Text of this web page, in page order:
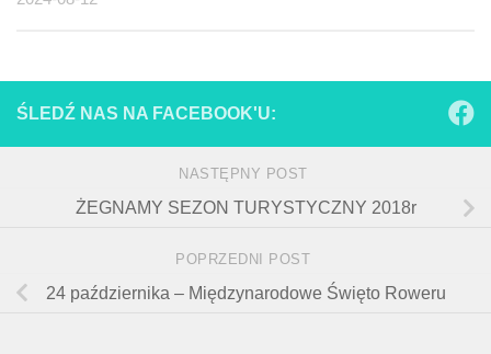
ŚLEDŹ NAS NA FACEBOOK'U:
NASTĘPNY POST
ŻEGNAMY SEZON TURYSTYCZNY 2018r
POPRZEDNI POST
24 października – Międzynarodowe Święto Roweru